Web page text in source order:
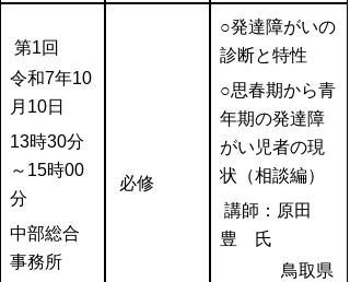
第1回
令和7年10
月10日
13時30分
～15時00
分
中部総合
事務所
必修
○発達障がいの
診断と特性
○思春期から青
年期の発達障
がい児者の現
状（相談編）
講師：原田
豊 氏
鳥取県